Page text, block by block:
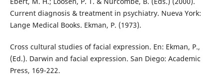
Current diagnosis & treatment in psychiatry. Nueva York:
Lange Medical Books. Ekman, P. (1973).
Cross cultural studies of facial expression. En: Ekman, P.,
(Ed.). Darwin and facial expression. San Diego: Academic
Press, 169-222.